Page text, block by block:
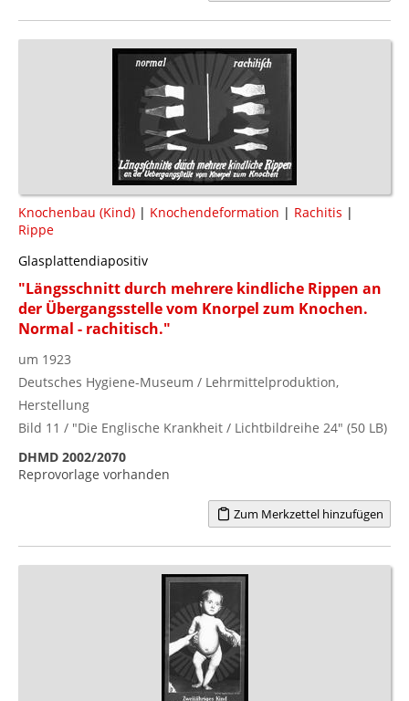
Knochenbau (Kind) | Knochendeformation | Rachitis |
Rippe
Glasplattendiapositiv
"Längsschnitt durch mehrere kindliche Rippen an
der Übergangsstelle vom Knorpel zum Knochen.
Normal - rachitisch."
um 1923
Deutsches Hygiene-Museum / Lehrmittelproduktion,
Herstellung
Bild 11 / "Die Englische Krankheit / Lichtbildreihe 24" (50 LB)
DHMD 2002/2070
Reprovorlage vorhanden
Zum Merkzettel hinzufügen